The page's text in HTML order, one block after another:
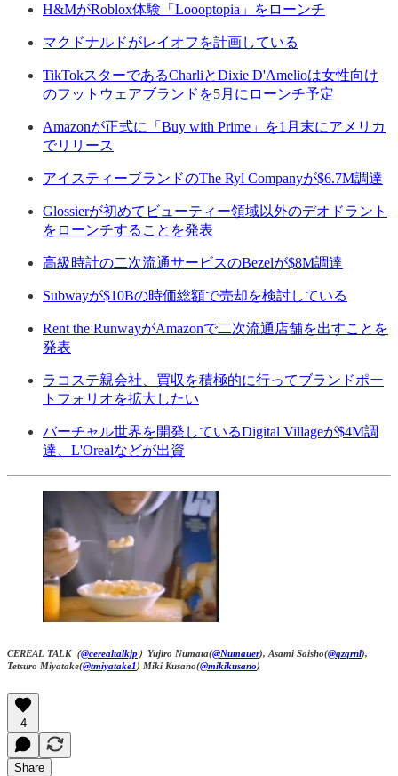
H&MがRoblox体験「Loooptopia」をローンチ
マクドナルドがレイオフを計画している
TikTokスターであるCharliとDixie D'Amelioは女性向け
のフットウェアブランドを5月にローンチ予定
Amazonが正式に「Buy with Prime」を1月末にアメリカ
でリリース
アイスティーブランドのThe Ryl Companyが$6.7M調達
Glossierが初めてビューティー領域以外のデオドラント
をローンチすることを発表
高級時計の二次流通サービスのBezelが$8M調達
Subwayが$10Bの時価総額で売却を検討している
Rent the RunwayがAmazonで二次流通店舗を出すことを
発表
ラコステ親会社、買収を積極的に行ってブランドポー
トフォリオを拡大したい
バーチャル世界を開発しているDigital Villageが$4M調
達、L'Orealなどが出資
CEREAL TALK（@cerealtalkjp ）Yujiro Numata(@Numauer), Asami Saisho(@qzqrnl),
Tetsuro Miyatake(@tmiyatake1) Miki Kusano(@mikikusano)
4
Share